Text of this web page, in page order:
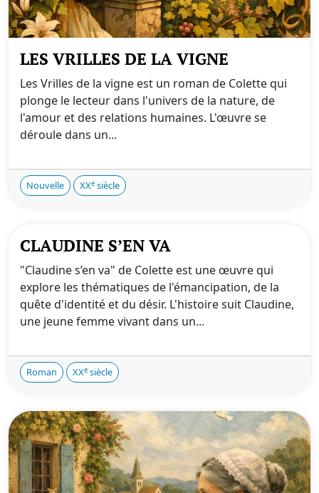
LES VRILLES DE LA VIGNE
Les Vrilles de la vigne est un roman de Colette qui
plonge le lecteur dans l'univers de la nature, de
l'amour et des relations humaines. L'œuvre se
déroule dans un...
Nouvelle XXe siècle
CLAUDINE S’EN VA
"Claudine s’en va" de Colette est une œuvre qui
explore les thématiques de l'émancipation, de la
quête d'identité et du désir. L'histoire suit Claudine,
une jeune femme vivant dans un...
Roman XXe siècle